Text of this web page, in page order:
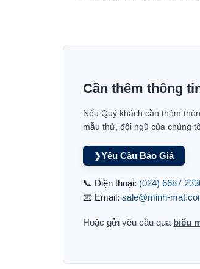
Cần thêm thông
Nếu Quý khách cần thêm
mẫu thử, đội ngũ của chúng
❯Yêu Cầu Báo Giá
📞 Điện thoại: (024) 6687
📧 Email: sale@minh-
Hoặc gửi yêu cầu qua biểu